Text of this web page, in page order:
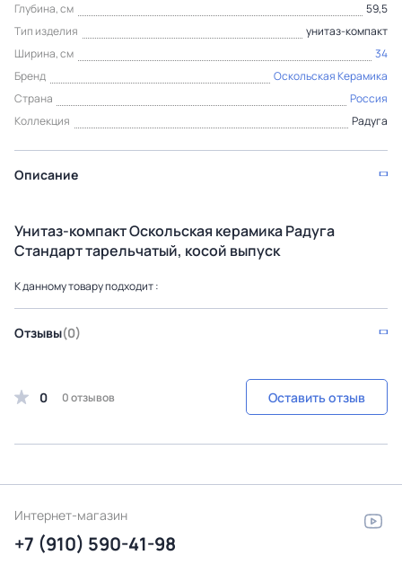
Глубина, см
59,5
Тип изделия
унитаз-компакт
Ширина, см
34
Бренд
Оскольская Керамика
Страна
Россия
Коллекция
Радуга
Описание
Унитаз-компакт Оскольская керамика Радуга
Стандарт тарельчатый, косой выпуск
К данному товару подходит :
Отзывы(0)
0 0 отзывов Оставить отзыв
Интернет-магазин
+7 (910) 590-41-98